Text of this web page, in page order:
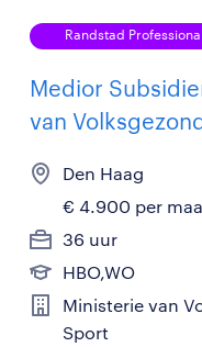
Randstad
Medior
van
Den Haag
€ 4.900 per
36 uur
HBO,WO
Ministerie van
Sport